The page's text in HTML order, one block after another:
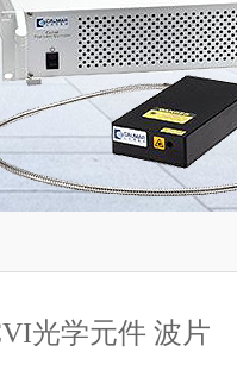
光学元件 波片